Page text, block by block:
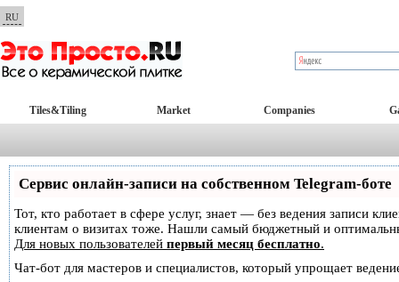
RU
Tiles&Tiling Market Companies
Сервис онлайн-записи на собственном Telegram-боте
Тот, кто работает в сфере услуг, знает — без ведения записи
клиентам о визитах тоже. Нашли самый бюджетный и
Для новых пользователей первый месяц бесплатно.
Чат-бот для мастеров и специалистов, который упрощает